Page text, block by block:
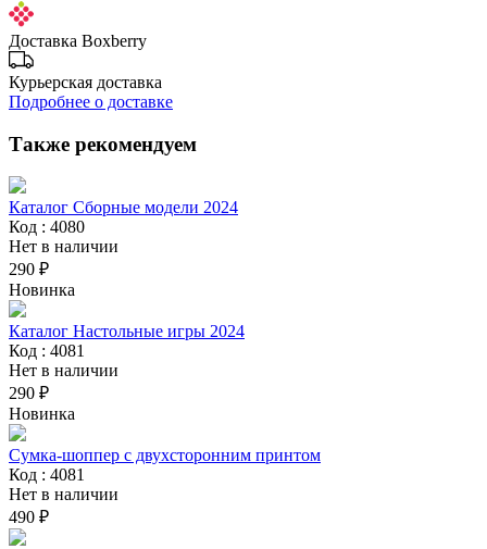
Доставка Boxberry
Курьерская доставка
Подробнее о доставке
Также рекомендуем
Каталог Сборные модели 2024
Код : 4080
Нет в наличии
290 ₽
Новинка
Каталог Настольные игры 2024
Код : 4081
Нет в наличии
290 ₽
Новинка
Сумка-шоппер с двухсторонним принтом
Код : 4081
Нет в наличии
490 ₽